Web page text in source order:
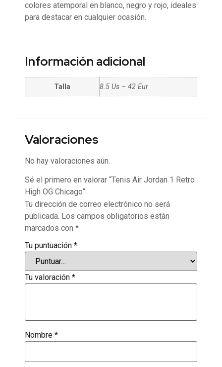
colores atemporal en blanco, negro y rojo, ideales
para destacar en cualquier ocasión.
Información adicional
Talla 8.5 Us – 42 Eur
Valoraciones
No hay valoraciones aún.
Sé el primero en valorar “Tenis Air Jordan 1 Retro
High OG Chicago”
Tu dirección de correo electrónico no será
publicada. Los campos obligatorios están
marcados con *
Tu puntuación *
Tu valoración *
Nombre *